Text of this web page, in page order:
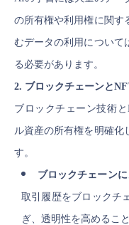
の所有権や利用権に関す
むデータの利用について
る必要があります。
2. ブロックチェーンと
ブロックチェーン技術と
ル資産の所有権を明確化
す。
ブロックチェーン
取引履歴をブロックチ
ぎ、透明性を高めるこ